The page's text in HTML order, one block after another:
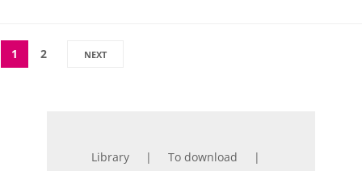
1 2 NEXT
Library
To download